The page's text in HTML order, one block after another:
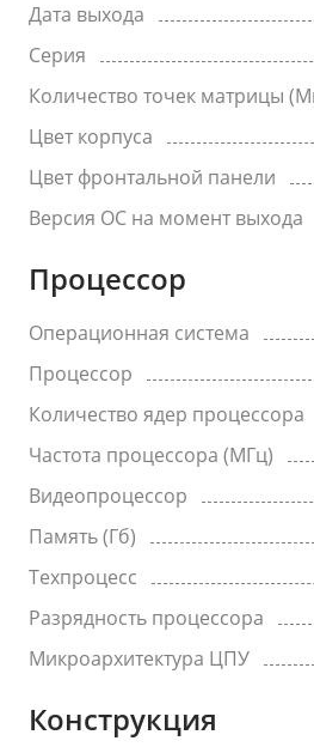
Дата выхода
Серия
Количество точек матрицы
Цвет корпуса
Цвет фронтальной панели
Версия ОС на момент выхода
Процессор
Операционная система
Процессор
Количество ядер процессора
Частота процессора (МГц)
Видеопроцессор
Память (Гб)
Техпроцесс
Разрядность процессора
Микроархитектура ЦПУ
Конструкция